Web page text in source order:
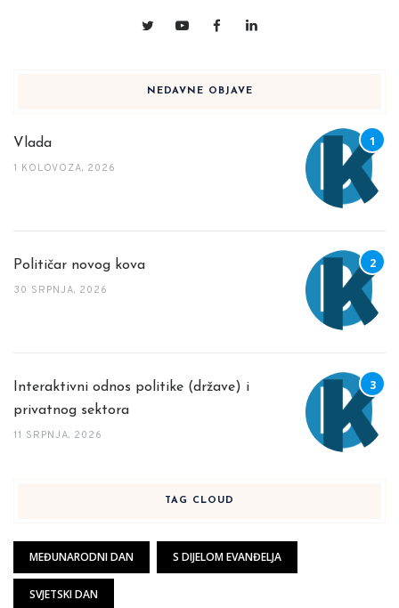
NEDAVNE OBJAVE
Vlada
1 KOLOVOZA, 2026
Političar novog kova
30 SRPNJA, 2026
Interaktivni odnos politike (države) i
privatnog sektora
11 SRPNJA, 2026
TAG CLOUD
MEĐUNARODNI DAN S DIJELOM EVANĐELJA
SVJETSKI DAN